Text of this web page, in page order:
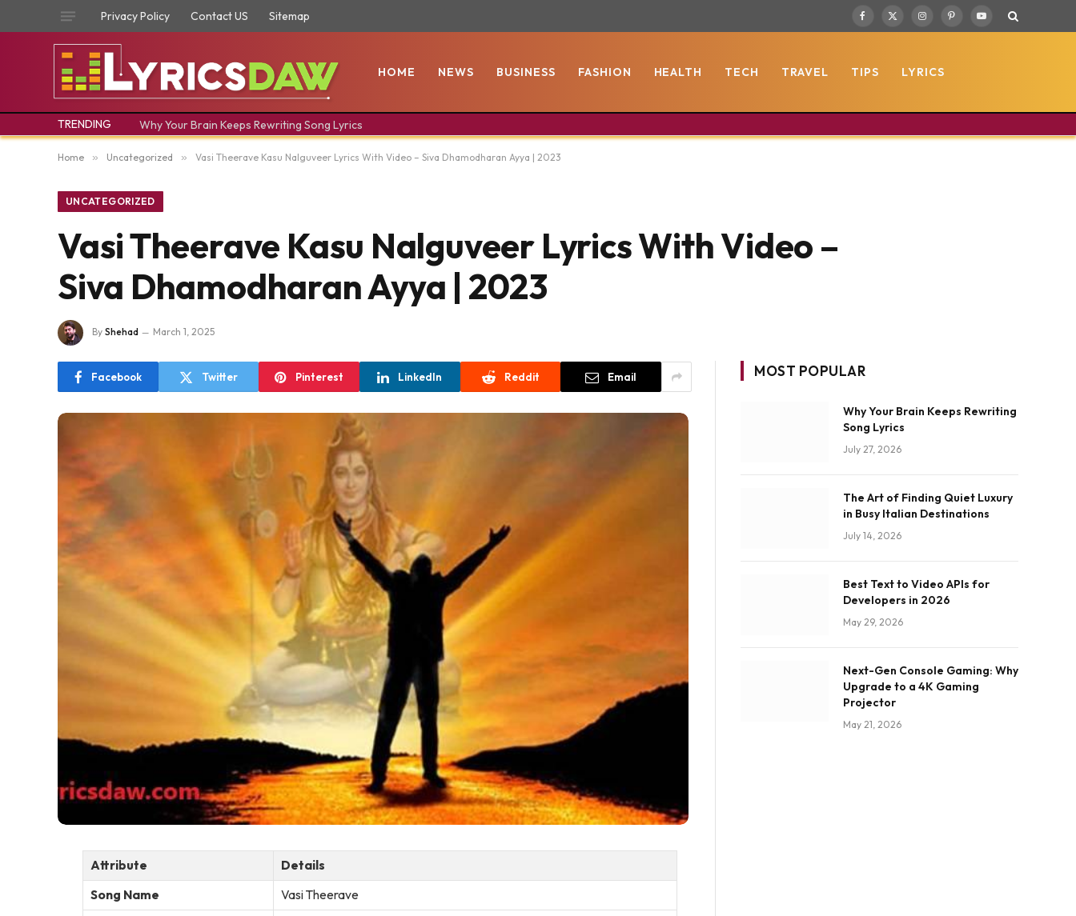
Privacy Policy Contact US Sitemap Facebook
X
InstagramPinterestYouTube
HOME NEWS BUSINESS FASHION HEALTH TECH TRAVEL TIPS LYRICS
TRENDING Why Your Brain Keeps Rewriting Song Lyrics
Home » Uncategorized » Vasi Theerave Kasu Nalguveer Lyrics With Video – Siva Dhamodharan Ayya | 2023
UNCATEGORIZED
Vasi Theerave Kasu Nalguveer Lyrics With Video –
Siva Dhamodharan Ayya | 2023
By Shehad March 1, 2025
Facebook Twitter Pinterest LinkedIn Reddit Email
Attribute
Details
Song Name
Vasi Theerave
MOST POPULAR
Why Your Brain Keeps Rewriting
Song Lyrics
July 27, 2026
The Art of Finding Quiet Luxury
in Busy Italian Destinations
July 14, 2026
Best Text to Video APIs for
Developers in 2026
May 29, 2026
Next-Gen Console Gaming: Why
Upgrade to a 4K Gaming
Projector
May 21, 2026